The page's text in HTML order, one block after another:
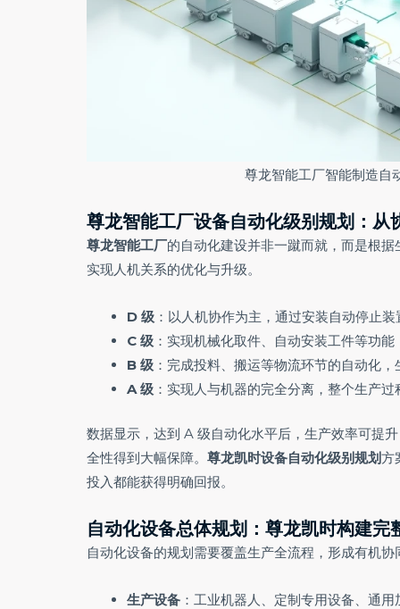
尊龙智能工厂智能制造自
尊龙智能工厂设备自动化级别规划：从
尊龙智能工厂的自动化建设并非一蹴而就，而是根
实现人机关系的优化与升级。
D 级 ：以人机协作为主，通过安装自动停止
C 级 ：实现机械化取件、自动安装工件等功
B 级 ：完成投料、搬运等物流环节的自动化
A 级 ：实现人与机器的完全分离，整个生产
数据显示，达到 A 级自动化水平后，生产效率可提
全性得到大幅保障。 尊龙凯时设备自动化级别规划方
投入都能获得明确回报。
自动化设备总体规划： 尊龙凯时构建完
自动化设备的规划需要覆盖生产全流程，形成有机
生产设备 ：工业机器人、定制专用设备、通